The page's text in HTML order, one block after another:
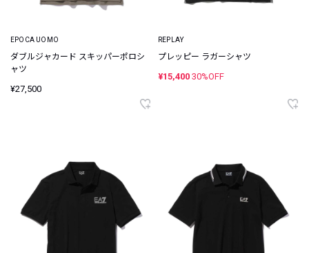
EPOCA UOMO
ダブルジャカード スキッパーポロシ
ャツ
¥27,500
REPLAY
プレッピー ラガーシャツ
¥15,400 30%OFF